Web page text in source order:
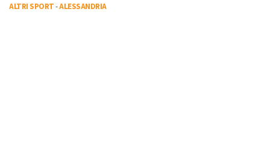
ALTRI SPORT-ALESSANDRIA